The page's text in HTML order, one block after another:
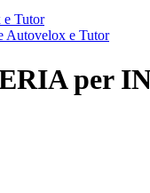
e Tutor
Autovelox e Tutor
per